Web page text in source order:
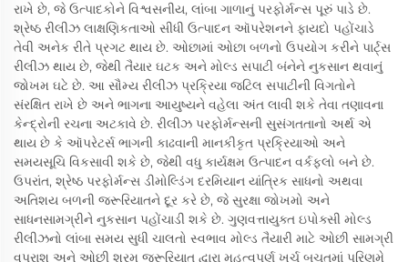
રાખે છે, જે ઉત્પાદકોને વિશ્વસનીય, લાંબા ગાળાનું પરફોર્મન્સ પૂરું પાડે છે.
શ્રેષ્ઠ રીલીઝ લાક્ષણિકતાઓ સીધી ઉત્પાદન ઑપરેશનને ફાયદો પહોંચાડે
તેવી અનેક રીતે પ્રગટ થાય છે. ઓછામાં ઓછા બળનો ઉપયોગ કરીને પાર્ટ્સ
રીલીઝ થાય છે, જેથી તૈયાર ઘટક અને મોલ્ડ સપાટી બંનેને નુકસાન થવાનું
જોખમ ઘટે છે. આ સૌમ્ય રીલીઝ પ્રક્રિયા જટિલ સપાટીની વિગતોને
સંરક્ષિત રાખે છે અને ભાગના આયુષ્યને વહેલા અંત લાવી શકે તેવા તણાવના
કેન્દ્રોની રચના અટકાવે છે. રીલીઝ પરફોર્મન્સની સુસંગતતાનો અર્થ એ
થાય છે કે ઑપરેટર્સ ભાગની કાઢવાની માનકીકૃત પ્રક્રિયાઓ અને
સમયસૂચિ વિકસાવી શકે છે, જેથી વધુ કાર્યક્ષમ ઉત્પાદન વર્કફ્લો બને છે.
ઉપરાંત, શ્રેષ્ઠ પરફોર્મન્સ ડીમોલ્ડિંગ દરમિયાન યાંત્રિક સાધનો અથવા
અતિશય બળની જરૂરિયાતને દૂર કરે છે, જે સુરક્ષા જોખમો અને
સાધનસામગ્રીને નુકસાન પહોંચાડી શકે છે. ગુણવત્તાયુક્ત ઇપોક્સી મોલ્ડ
રીલીઝનો લાંબા સમય સુધી ચાલતો સ્વભાવ મોલ્ડ તૈયારી માટે ઓછી સામગ્રી
વપરાશ અને ઓછી શ્રમ જરૂરિયાત દ્વારા મહત્વપૂર્ણ ખર્ચ બચતમાં પરિણમે